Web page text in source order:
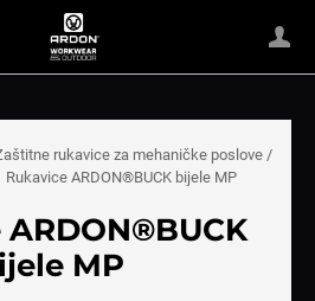
rukavice za mehaničke poslove /
Rukavice ARDON®BUCK bijele MP
MP